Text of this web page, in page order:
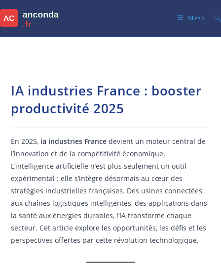
to
content
Menu
IA industries France : booster
productivité 2025
En 2025, ia industries France devient un moteur central de
l’innovation et de la compétitivité économique.
L’intelligence artificielle n’est plus seulement un outil
expérimental : elle s’intègre désormais au cœur des
stratégies industrielles françaises. Des usines connectées
aux chaînes logistiques intelligentes, des applications dans
la santé aux énergies durables, l’IA transforme chaque
secteur. Cet article explore les opportunités, les défis et les
perspectives offertes par cette révolution technologique.